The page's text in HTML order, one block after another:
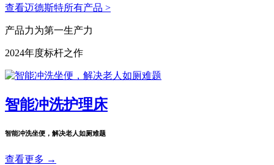
查看迈德斯特所有产品 >
产品力为第一生产力
2024年度标杆之作
智能冲洗护理床
智能冲洗坐便，解决老人如厕难题
查看更多 →